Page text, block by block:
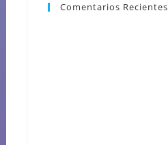
Comentarios Recientes